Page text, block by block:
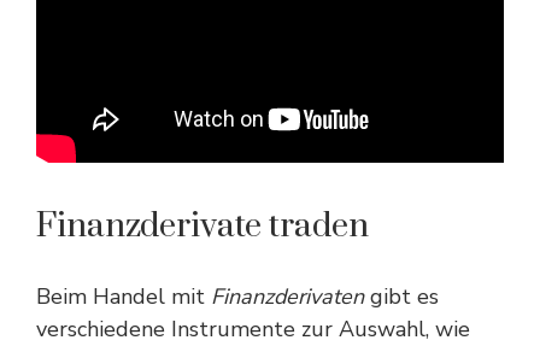
Finanzderivate traden
Beim Handel mit Finanzderivatengibt es
verschiedene Instrumente zur Auswahl, wie